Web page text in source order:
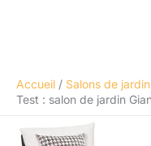
Accueil
Salons de jardin
Test : salon de jardin